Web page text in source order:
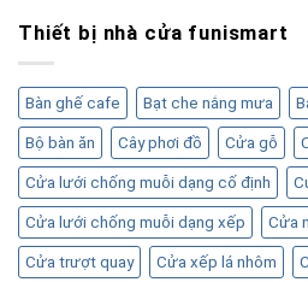
Thiết bị nhà cửa funismart
Bàn ghế cafe Bạt che nắng mưa
Bộ bàn ăn Cây phơi đồ Cửa gỗ
Cửa lưới chống muỗi dạng cố định
Cửa lưới chống muỗi dạng xếp Cửa
Cửa trượt quay Cửa xếp lá nhôm